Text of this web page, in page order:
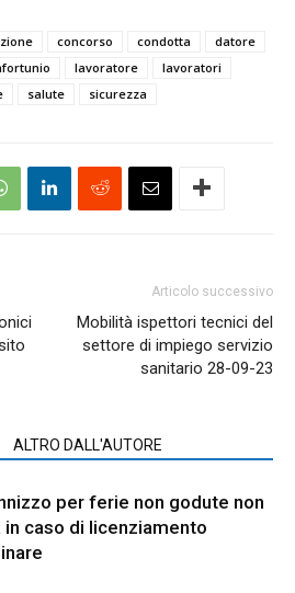
concorso condotta
datore
lavoratore
lavoratori
salute sicurezza
Articolo successivo
Mobilità ispettori tecnici del
settore di impiego servizio
sanitario 28-09-23
ALTRO DALL'AUTORE
per ferie non godute non
caso di licenziamento